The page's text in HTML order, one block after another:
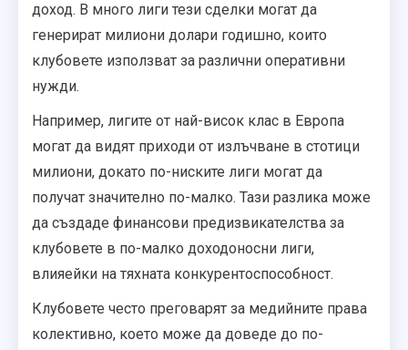
доход. В много лиги тези сделки могат да
генерират милиони долари годишно, които
клубовете използват за различни оперативни
нужди.
Например, лигите от най-висок клас в Европа
могат да видят приходи от излъчване в стотици
милиони, докато по-ниските лиги могат да
получат значително по-малко. Тази разлика може
да създаде финансови предизвикателства за
клубовете в по-малко доходоносни лиги,
влияейки на тяхната конкурентоспособност.
Клубовете често преговарят за медийните права
колективно, което може да доведе до по-